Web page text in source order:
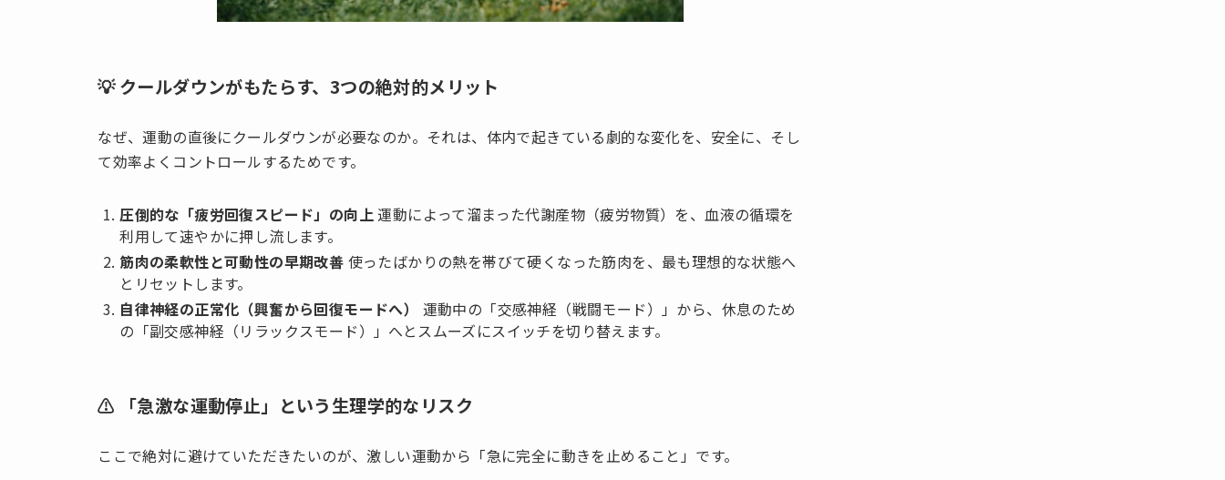
💡 クールダウンがもたらす、3つの絶対的メリット
なぜ、運動の直後にクールダウンが必要なのか。それは、体内で起きている劇的な変化を、安全に、そし
て効率よくコントロールするためです。
圧倒的な「疲労回復スピード」の向上 運動によって溜まった代謝産物（疲労物質）を、血液の循環を
利用して速やかに押し流します。
筋肉の柔軟性と可動性の早期改善 使ったばかりの熱を帯びて硬くなった筋肉を、最も理想的な状態へ
とリセットします。
自律神経の正常化（興奮から回復モードへ）
運動中の「交感神経（戦闘モード）」から、休息のため
の「副交感神経（リラックスモード）」へとスムーズにスイッチを切り替えます。
⚠️ 「急激な運動停止」という生理学的なリスク
ここで絶対に避けていただきたいのが、激しい運動から「急に完全に動きを止めること」です。